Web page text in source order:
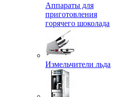
Аппараты для
приготовления
горячего шоколада
Измельчители льда